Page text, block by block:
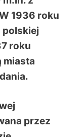
1936 roku
polskiej
roku
miasta
przez